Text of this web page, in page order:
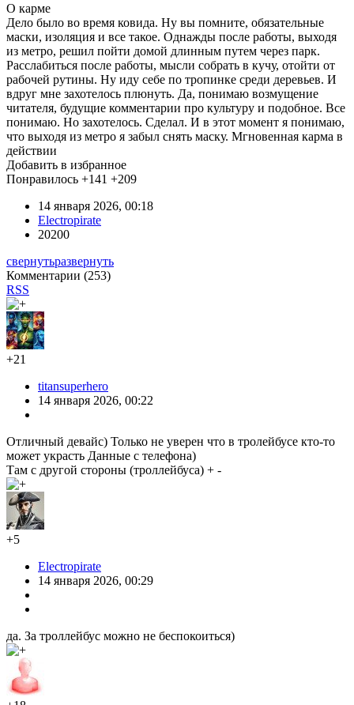
О карме
Дело было во время ковида. Ну вы помните, обязательные
маски, изоляция и все такое. Однажды после работы, выходя
из метро, решил пойти домой длинным путем через парк.
Расслабиться после работы, мысли собрать в кучу, отойти от
рабочей рутины. Ну иду себе по тропинке среди деревьев. И
вдруг мне захотелось плюнуть. Да, понимаю возмущение
читателя, будущие комментарии про культуру и подобное. Все
понимаю. Но захотелось. Сделал. И в этот момент я понимаю,
что выходя из метро я забыл снять маску. Мгновенная карма в
действии
Добавить в избранное
Понравилось +141 +209
14 января 2026, 00:18
Electropirate
20200
свернутьразвернуть
Комментарии (253)
RSS
+21
titansuperhero
14 января 2026, 00:22
Отличный девайс) Только не уверен что в тролейбусе кто-то
может украсть Данные с телефона)
Там с другой стороны (троллейбуса) + -
+5
Electropirate
14 января 2026, 00:29
да. За троллейбус можно не беспокоиться)